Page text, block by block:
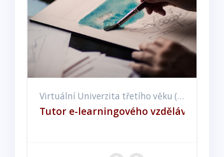
Virtuální Univerzita třetího věku (EX, ET, EE)
Tutor e-learningového vzdělávání